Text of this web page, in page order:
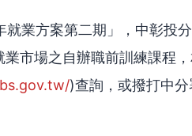
業方案第二期」，中彰投
市場之自辦職前訓練課程
)查詢，或撥打中